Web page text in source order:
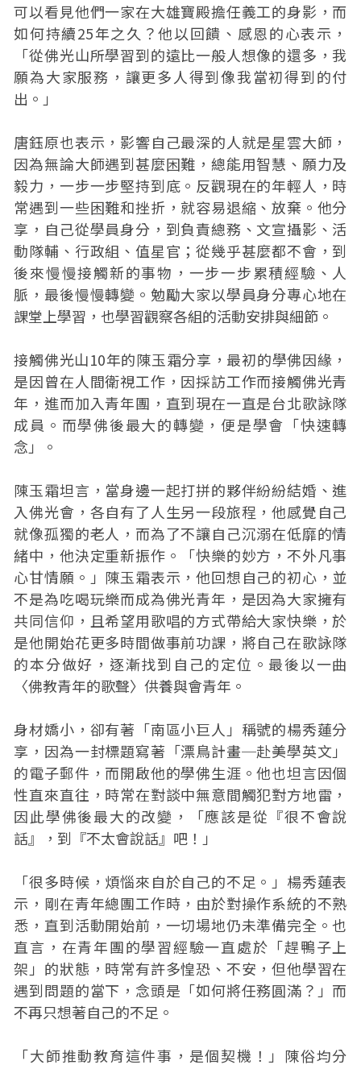
可以看見他們一家在大雄寶殿擔任義工的身影，而
如何持續25年之久？他以回饋、感恩的心表示，
「從佛光山所學習到的遠比一般人想像的還多，我
願為大家服務，讓更多人得到像我當初得到的付
出。」
唐鈺原也表示，影響自己最深的人就是星雲大師，
因為無論大師遇到甚麼困難，總能用智慧、願力及
毅力，一步一步堅持到底。反觀現在的年輕人，時
常遇到一些困難和挫折，就容易退縮、放棄。他分
享，自己從學員身分，到負責總務、文宣攝影、活
動隊輔、行政組、值星官；從幾乎甚麼都不會，到
後來慢慢接觸新的事物，一步一步累積經驗、人
脈，最後慢慢轉變。勉勵大家以學員身分專心地在
課堂上學習，也學習觀察各組的活動安排與細節。
接觸佛光山10年的陳玉霜分享，最初的學佛因緣，
是因曾在人間衛視工作，因採訪工作而接觸佛光青
年，進而加入青年團，直到現在一直是台北歌詠隊
成員。而學佛後最大的轉變，便是學會「快速轉
念」。
陳玉霜坦言，當身邊一起打拼的夥伴紛紛結婚、進
入佛光會，各自有了人生另一段旅程，他感覺自己
就像孤獨的老人，而為了不讓自己沉溺在低靡的情
緒中，他決定重新振作。「快樂的妙方，不外凡事
心甘情願。」陳玉霜表示，他回想自己的初心，並
不是為吃喝玩樂而成為佛光青年，是因為大家擁有
共同信仰，且希望用歌唱的方式帶給大家快樂，於
是他開始花更多時間做事前功課，將自己在歌詠隊
的本分做好，逐漸找到自己的定位。最後以一曲
〈佛教青年的歌聲〉供養與會青年。
身材嬌小，卻有著「南區小巨人」稱號的楊秀蓮分
享，因為一封標題寫著「漂鳥計畫─赴美學英文」
的電子郵件，而開啟他的學佛生涯。他也坦言因個
性直來直往，時常在對談中無意間觸犯對方地雷，
因此學佛後最大的改變，「應該是從『很不會說
話』，到『不太會說話』吧！」
「很多時候，煩惱來自於自己的不足。」楊秀蓮表
示，剛在青年總團工作時，由於對操作系統的不熟
悉，直到活動開始前，一切場地仍未準備完全。也
直言，在青年團的學習經驗一直處於「趕鴨子上
架」的狀態，時常有許多惶恐、不安，但他學習在
遇到問題的當下，念頭是「如何將任務圓滿？」而
不再只想著自己的不足。
「大師推動教育這件事，是個契機！」陳俗均分